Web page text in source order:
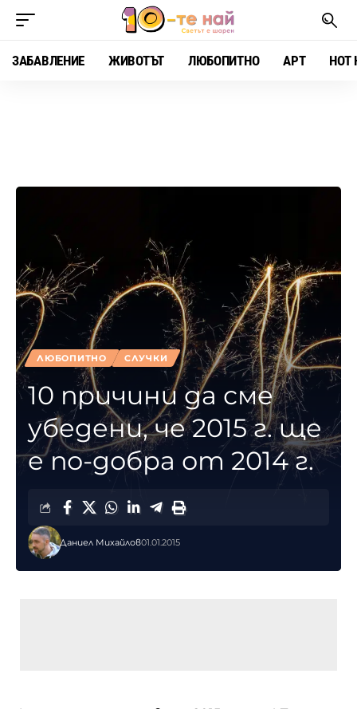
ЗАБАВЛЕНИЕ ЖИВОТЪТ ЛЮБОПИТНО АРТ HOT
ЛЮБОПИТНО СЛУЧКИ
10 причини да сме
убедени, че 2015 г. ще
е по-добра от 2014 г.
Даниел Михайлов01.01.2015